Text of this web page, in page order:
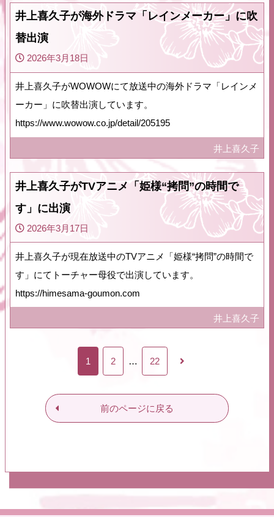
井上喜久子が海外ドラマ「レインメーカー」に吹
替出演
2026年3月18日
井上喜久子がWOWOWにて放送中の海外ドラマ「レインメ
ーカー」に吹替出演しています。
https://www.wowow.co.jp/detail/205195
井上喜久子
井上喜久子がTVアニメ「姫様“拷問”の時間で
す」に出演
2026年3月17日
井上喜久子が現在放送中のTVアニメ「姫様“拷問”の時間で
す」にてトーチャー母役で出演しています。
https://himesama-goumon.com
井上喜久子
1 2 … 22
前のページに戻る